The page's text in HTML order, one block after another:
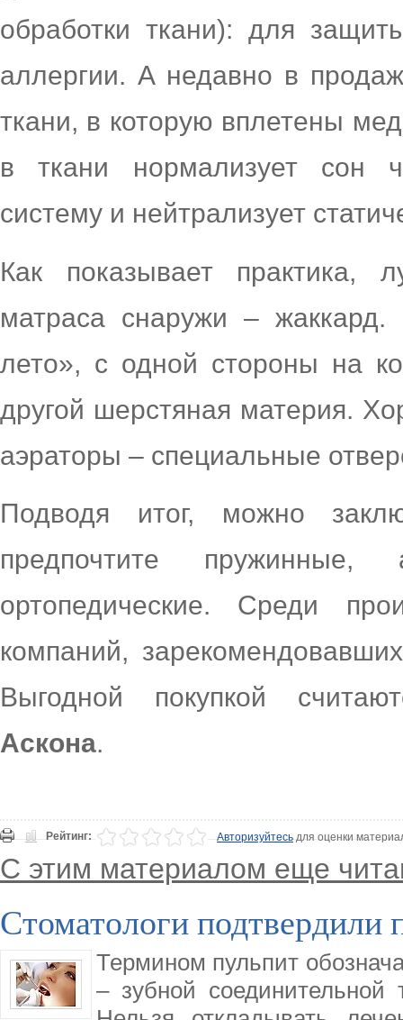
обработки ткани): для
аллергии. А недавно в
ткани, в которую вплетены
в ткани нормализует сон
систему и нейтрализует
Как показывает практика,
матраса снаружи –
лето», с одной стороны на
другой шерстяная материя.
аэраторы – специальные
Подводя итог, можно
предпочтите
ортопедические. Среди
компаний,
Выгодной покупкой
Аскона.
Рейтинг: Авторизуйтесьдля оценки
С этим материалом еще
Стоматологи подтвердили
Термином пульпит
– зубной